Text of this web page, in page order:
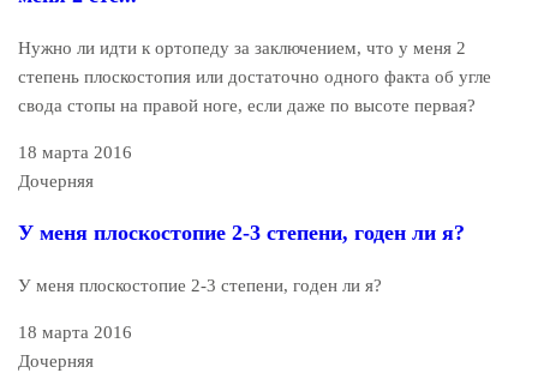
Нужно ли идти к ортопеду за заключением, что у меня 2
степень плоскостопия или достаточно одного факта об угле
свода стопы на правой ноге, если даже по высоте первая?
18 марта 2016
Дочерняя
У меня плоскостопие 2-3 степени, годен ли я?
У меня плоскостопие 2-3 степени, годен ли я?
18 марта 2016
Дочерняя